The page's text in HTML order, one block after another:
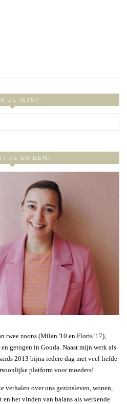
JE IETS?
JE ER BENT!
twee zoons (Milan '10 en Floris '17),
getogen in Gouda. Naast mijn werk als
2013 bijna iedere dag met veel liefde
platform voor moeders!
verhalen over ons gezinsleven, wonen,
het vinden van balans als werkende